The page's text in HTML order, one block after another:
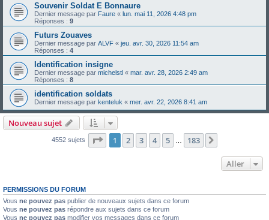
Souvenir Soldat E Bonnaure
Dernier message par Faure « lun. mai 11, 2026 4:48 pm
Réponses : 9
Futurs Zouaves
Dernier message par ALVF « jeu. avr. 30, 2026 11:54 am
Réponses : 4
Identification insigne
Dernier message par michelstl « mar. avr. 28, 2026 2:49 am
Réponses : 8
identification soldats
Dernier message par kenteluk « mer. avr. 22, 2026 8:41 am
Nouveau sujet
4552 sujets Page 1sur183
1 2 3 4 5 183
Aller
PERMISSIONS DU FORUM
Vous ne pouvez pas publier de nouveaux sujets dans ce forum
Vous ne pouvez pas répondre aux sujets dans ce forum
Vous ne pouvez pas modifier vos messages dans ce forum